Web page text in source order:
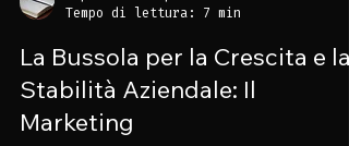
Imperium Group Team
Tempo di lettura: 7 min